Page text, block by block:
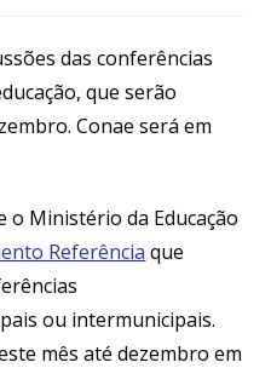
das conferências
que serão
Conae será em
o Ministério da Educação
Referência que
ou intermunicipais.
mês até dezembro em